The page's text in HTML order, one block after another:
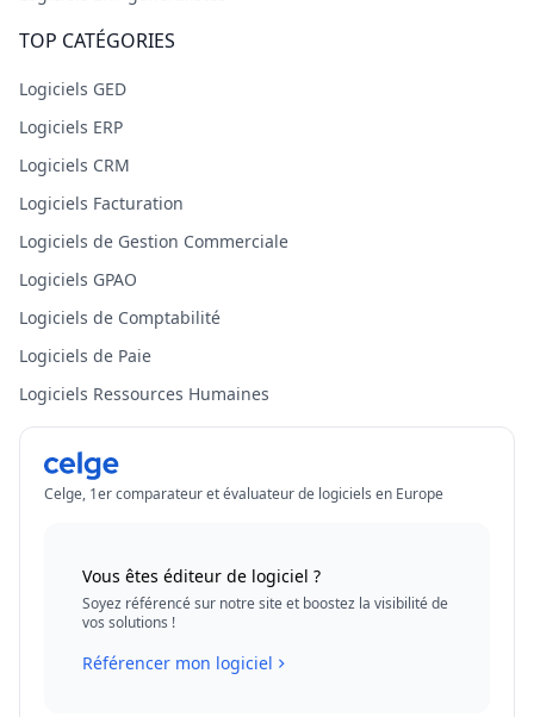
TOP CATÉGORIES
Logiciels GED
Logiciels ERP
Logiciels CRM
Logiciels Facturation
Logiciels de Gestion Commerciale
Logiciels GPAO
Logiciels de Comptabilité
Logiciels de Paie
Logiciels Ressources Humaines
Celge, 1er comparateur et évaluateur de logiciels en Europe
Vous êtes éditeur de logiciel ?
Soyez référencé sur notre site et boostez la visibilité de
vos solutions !
Référencer mon logiciel